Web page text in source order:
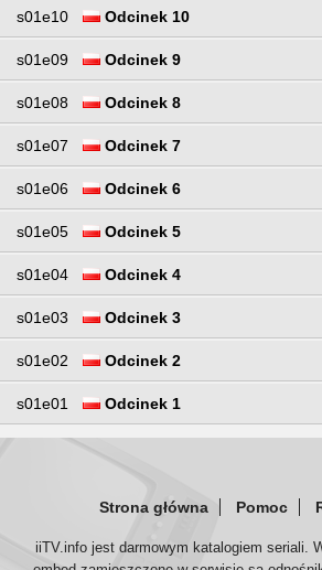
s01e10 Odcinek 10
s01e09 Odcinek 9
s01e08 Odcinek 8
s01e07 Odcinek 7
s01e06 Odcinek 6
s01e05 Odcinek 5
s01e04 Odcinek 4
s01e03 Odcinek 3
s01e02 Odcinek 2
s01e01 Odcinek 1
Strona główna Pomoc
iiTV.info jest darmowym katalogiem seriali.